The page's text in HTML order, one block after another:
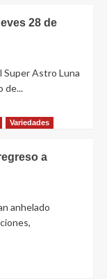
28 de
Super Astro Luna
de...
Variedades
a
anhelado